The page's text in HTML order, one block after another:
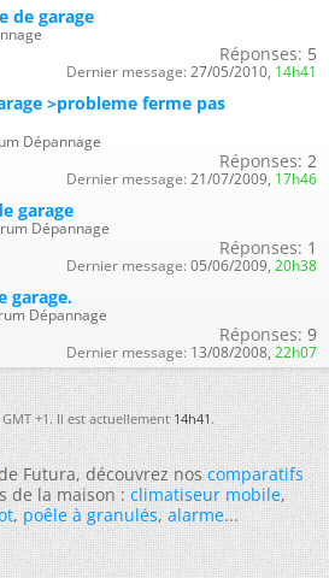
de garage
Réponses: 5
Dernier message: 27/05/2010, 14h41
>probleme ferme pas
Dépannage
Réponses: 2
Dernier message: 21/07/2009, 17h46
garage
Dépannage
Réponses: 1
Dernier message: 05/06/2009, 20h38
garage.
Dépannage
Réponses: 9
Dernier message: 13/08/2008, 22h07
+1. Il est actuellement14h41.
Futura, découvrez noscomparatifs
de la maison :climatiseur mobile,
,poêle à granulés,alarme...